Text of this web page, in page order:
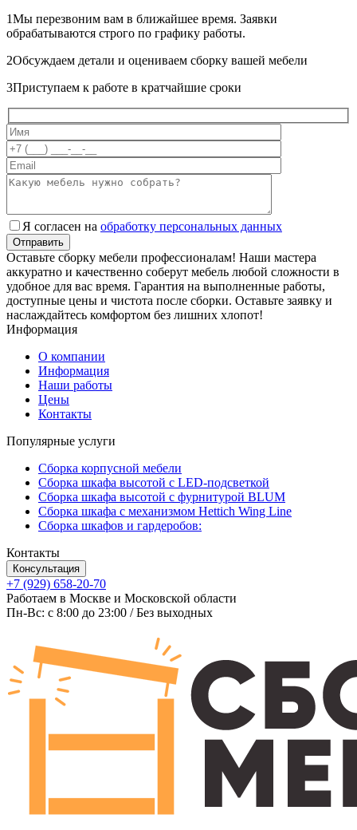
1Мы перезвоним вам в ближайшее время. Заявки
обрабатываются строго по графику работы.
2Обсуждаем детали и оцениваем сборку вашей мебели
3Приступаем к работе в кратчайшие сроки
Я согласен на обработку персональных данных
Оставьте сборку мебели профессионалам! Наши мастера
аккуратно и качественно соберут мебель любой сложности в
удобное для вас время. Гарантия на выполненные работы,
доступные цены и чистота после сборки. Оставьте заявку и
наслаждайтесь комфортом без лишних хлопот!
Информация
О компании
Информация
Наши работы
Цены
Контакты
Популярные услуги
Сборка корпусной мебели
Сборка шкафа высотой с LED-подсветкой
Сборка шкафа высотой с фурнитурой BLUM
Сборка шкафа с механизмом Hettich Wing Line
Сборка шкафов и гардеробов:
Контакты
Консультация
+7 (929) 658-20-70
Работаем в Москве и Московской области
Пн-Вс: c 8:00 до 23:00 / Без выходных